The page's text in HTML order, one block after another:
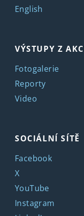
English
VÝSTUPY Z
Fotogalerie
Reporty
Video
SOCIÁLNÍ SÍTĚ
Facebook
X
YouTube
Instagram